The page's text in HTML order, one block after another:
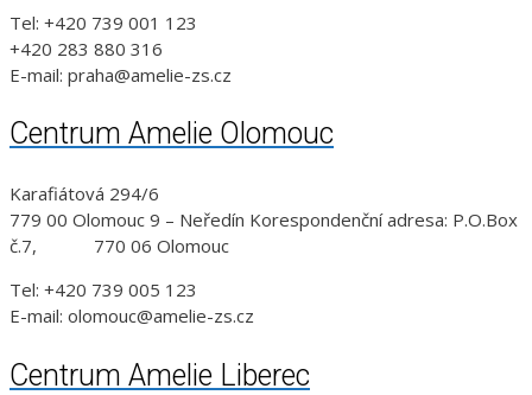
Tel: +420 739 001 123
+420 283 880 316
E-mail: praha@amelie-zs.cz
Centrum Amelie Olomouc
Karafiátová 294/6
779 00 Olomouc 9 – Neředín Korespondenční adresa: P.O.Box
č.7, 770 06 Olomouc
Tel: +420 739 005 123
E-mail: olomouc@amelie-zs.cz
Centrum Amelie Liberec